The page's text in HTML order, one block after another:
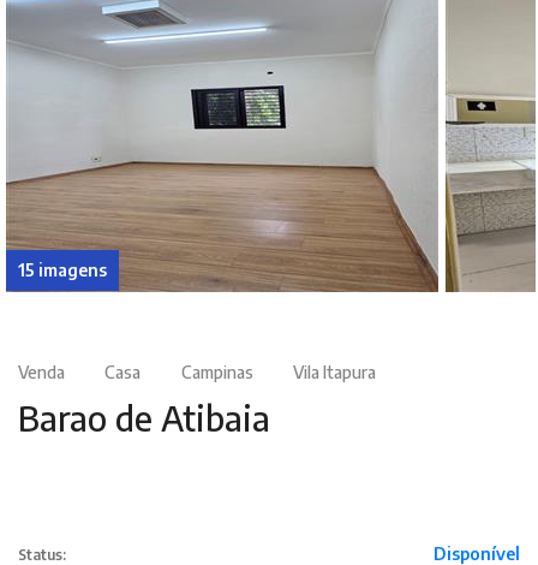
15 imagens
Venda Casa Campinas Vila Itapura
Barao de Atibaia
Status: Disponível